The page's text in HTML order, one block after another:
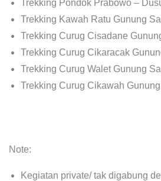
Trekking Pondok Prabowo –
Trekking Kawah Ratu Gunung
Trekking Curug Cisadane
Trekking Curug Cikaracak
Trekking Curug Walet Gunung
Trekking Curug Cikawah
Note:
Kegiatan private/ tak digabung